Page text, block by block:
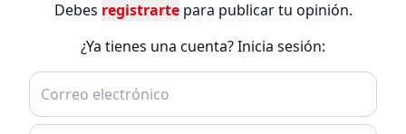
Debes registrartepara publicar tu opinión.
¿Ya tienes una cuenta? Inicia sesión: